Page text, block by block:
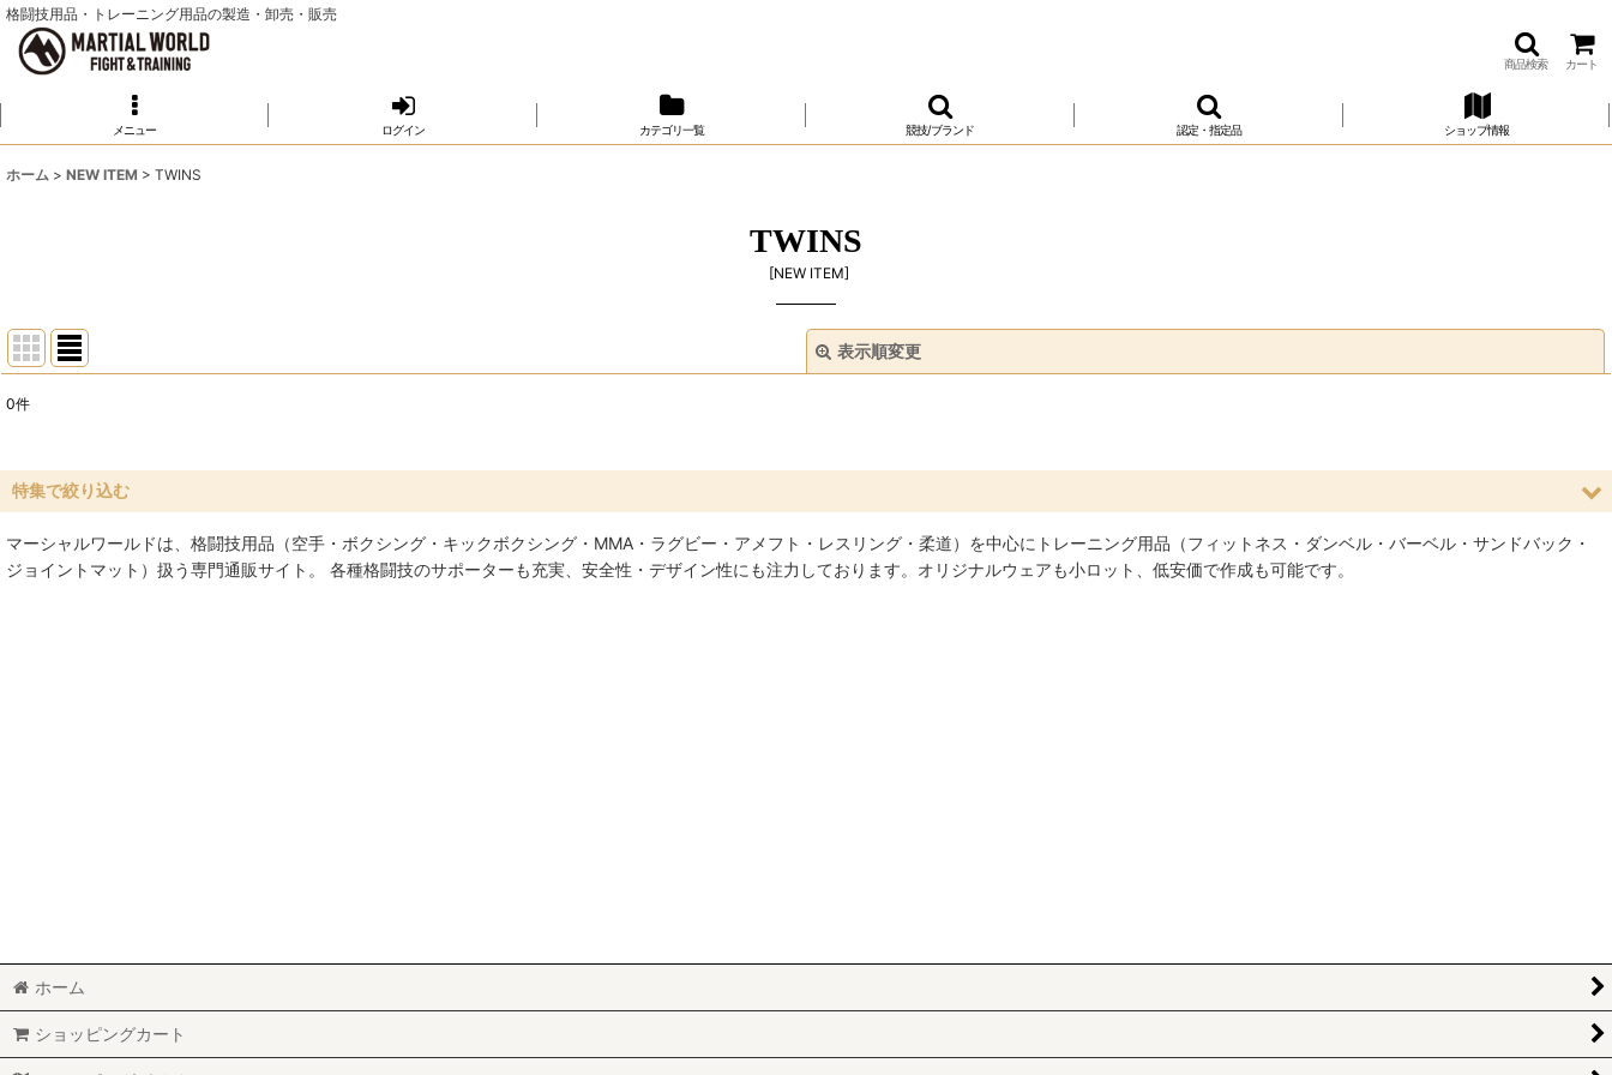
格闘技用品・トレーニング用品の製造・卸売・販売
商品検索 カート
メニュー ログイン カテゴリ一覧 競技/ブランド 認定・指定品 ショップ情報
ホーム > NEW ITEM > TWINS
TWINS
[NEW ITEM]
表示順変更
並び順:
絞り込む
0件
特集で絞り込む
空手
レスリング
RUGBY
MARTIAL WORLD
マーシャルワールドは、格闘技用品（空手・ボクシング・キックボクシング・MMA・ラグビー・アメフト・レスリング・柔道）を中心にトレーニング用品（フィットネス・ダンベル・バーベル・サンドバック・
ジョイントマット）扱う専門通販サイト。 各種格闘技のサポーターも充実、安全性・デザイン性にも注力しております。オリジナルウェアも小ロット、低安価で作成も可能です。
ホーム
ショッピングカート